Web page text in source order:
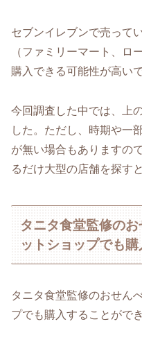
セブンイレブンで売って
（ファミリーマート、ロ
購入できる可能性が高いで
今回調査した中では、上
した。ただし、時期や一
が無い場合もありますの
るだけ大型の店舗を探す
タニタ食堂監修の
ットショップでも
タニタ食堂監修のおせん
プでも購入することができ